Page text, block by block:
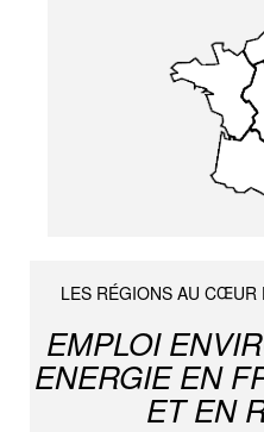
LES RÉGIONS AU CŒUR
EMPLOI
ENERGIE EN
ET EN